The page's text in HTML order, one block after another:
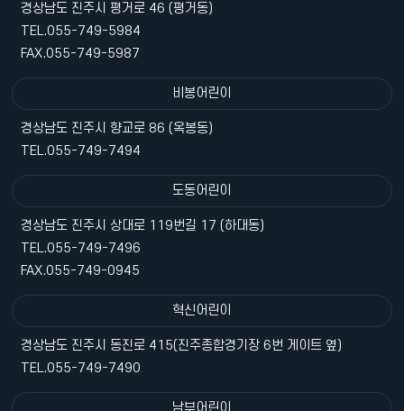
경상남도 진주시 평거로 46 (평거동)
TEL.055-749-5984
FAX.055-749-5987
비봉어린이
경상남도 진주시 향교로 86 (옥봉동)
TEL.055-749-7494
도동어린이
경상남도 진주시 상대로 119번길 17 (하대동)
TEL.055-749-7496
FAX.055-749-0945
혁신어린이
경상남도 진주시 동진로 415(진주종합경기장 6번 게이트 옆)
TEL.055-749-7490